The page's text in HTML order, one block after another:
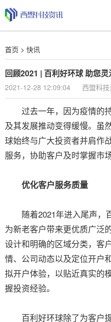
首页 > 快讯
回顾2021 | 百利好环球 助您
2021-12-28 12:09:04 西盟科
过去一年，因为疫情的
及其发展推动变得缓慢。虽
球始终与广大投资者并肩作
服务，协助客户及时掌握市
优化客户服务质量
随着2021年进入尾声，百
为新老客户带来更优质广泛
设计和明确的区域分类，客
情、公司动态以及定位开户
拟开户体验，以贴近真实的
握投资经验。
百利好环球除了为客户